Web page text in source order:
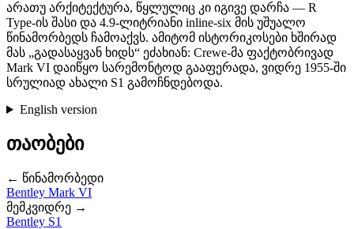
არათუ არქიტექტურა, წყლულიც კი იგივე დარჩა — R
Type-ის შასი და 4.9-ლიტრიანი inline-six მის უშუალო
წინამორბედს ჩამოაქვს. ამიტომ ისტორიკოსები ხშირად
მას „გადასაყვან ხიდს“ ეძახიან: Crewe-მა ფაქტობრივად
Mark VI დაიწყო სარემონტოდ გააფერადა, ვიდრე 1955-ში
სრულიად ახალი S1 გამოჩნდებოდა.
English version
თაობები
← წინამორბედი
Bentley Mark VI
მემკვიდრე →
Bentley S1